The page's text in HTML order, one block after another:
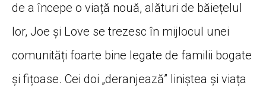
de a începe o viață nouă, alături de băiețelul
lor, Joe și Love se trezesc în mijlocul unei
comunități foarte bine legate de familii bogate
și fițoase. Cei doi „deranjează” liniștea și viața